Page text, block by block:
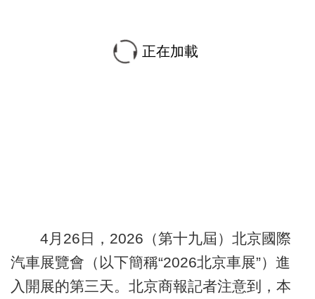
正在加載
4月26日，2026（第十九屆）北京國際
汽車展覽會（以下簡稱“2026北京車展”）進
入開展的第三天。北京商報記者注意到，本